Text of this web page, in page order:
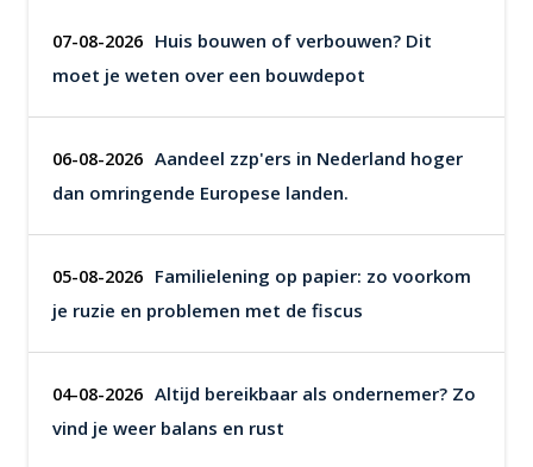
07-08-2026 Huis bouwen of verbouwen? Dit
moet je weten over een bouwdepot
06-08-2026 Aandeel zzp'ers in Nederland hoger
dan omringende Europese landen.
05-08-2026 Familielening op papier: zo voorkom
je ruzie en problemen met de fiscus
04-08-2026 Altijd bereikbaar als ondernemer? Zo
vind je weer balans en rust